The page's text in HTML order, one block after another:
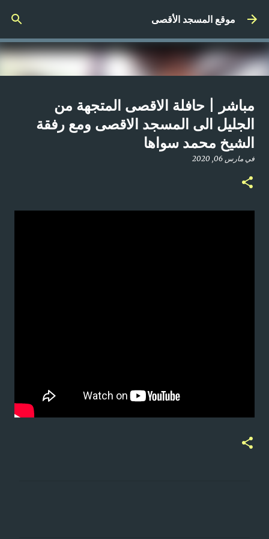
التخطي إلى المحتوى الرئيسيموقع المسجد الأقصى
صلاة المغرب مباشر من المسجد
الأقصى المبارك | الاثنين 21-4-2025م
فيأبريل 21, 2025
مباشر | حافلة الاقصى المتجهة من
الجليل الى المسجد الاقصى ومع رفقة
الشيخ محمد سواها
في مارس 06, 2020